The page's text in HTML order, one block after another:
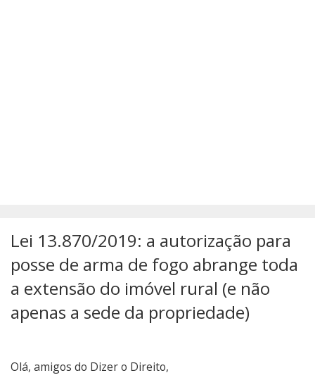
Lei 13.870/2019: a autorização para
posse de arma de fogo abrange toda
a extensão do imóvel rural (e não
apenas a sede da propriedade)
Olá, amigos do Dizer o Direito,